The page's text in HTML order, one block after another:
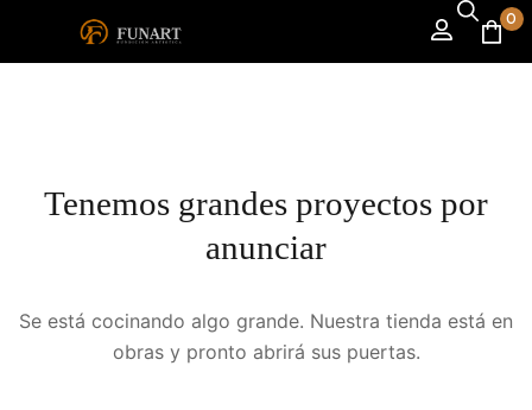
0
Tenemos grandes proyectos por
anunciar
Se está cocinando algo grande. Nuestra tienda está en
obras y pronto abrirá sus puertas.